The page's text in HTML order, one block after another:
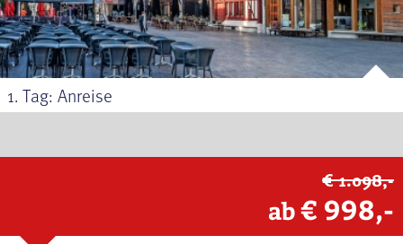
1. Tag: Anreise
€ 1.098,-
ab€ 998,-